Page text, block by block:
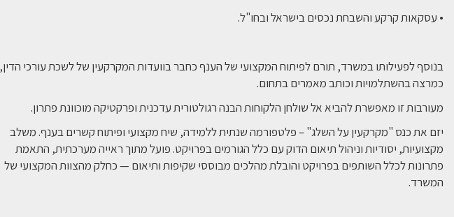
• עסקאות קרקע והשבחת נכסים בישראל ובחו"ל.
בנוסף לפעילותו במשרד, תורם לפיתוח המקצועי של הענף כחבר בוועדות המקרקעין של לשכת עורכי הדין,
כמרצה בהשתלמויות וכותב מאמרים בתחום.
מעורבות זו מאפשרת להביא אל שולחן הלקוחות הבנה רגולטורית עדכנית ופרקטיקה מוכוונת פתרון.
יזם את כנס "מקרקעין על השלג" – פלטפורמה שנתית ללמידה, שיח מקצועי ופיתוח קשרים בענף. משלב
מקצועיות, יסודיות וניהול תיאום הדוק עם כלל הגורמים בפרויקט. פועל מתוך ראייה מערכתית, התאמת
פתרונות לכלל השותפים בפרויקט והובלת מהלכים מבוססי שקיפות ותיאום — כחלק מהצוות המקצועי של
המשרד.